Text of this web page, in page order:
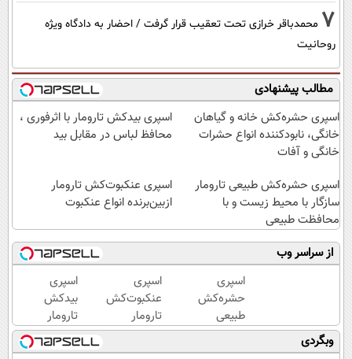
7 محمدباقر خرازی تحت تعقیب قرار گرفت / احضار به دادگاه ویژه
روحانیت
مطالب پیشنهادی
اسپری حشره‌کش خانه و گیاهان
خانگی، نابودکننده انواع حشرات
خانگی و آفات
اسپری بیدکش تارومار با اثرفوری ،
محافظ لباس در مقابل بید
اسپری حشره‌کش طبیعی تارومار
سازگار با محیط زیست و با
محافظت طبیعی
اسپری عنکبوت‌‌کش تارومار
ازبین‌برنده انواع عنکبوت
از سراسر وب
اسپری
حشره‌کش
طبیعی
تارومار
سازگار با
اسپری
عنکبوت‌‌کش
تارومار
ازبین‌برنده
انواع
اسپری
بیدکش
تارومار
با
اثرفوری
وبگردی